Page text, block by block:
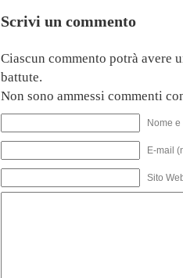
Scrivi un commento
Ciascun commento potrà avere
battute.
Non sono ammessi commenti
Nome
E-mail
Sito